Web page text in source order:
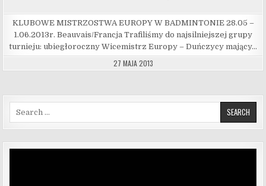
KLUBOWE MISTRZOSTWA EUROPY W BADMINTONIE 28.05 –
1.06.2013r. Beauvais/Francja Trafiliśmy do najsilniejszej grupy
turnieju: ubiegłoroczny Wicemistrz Europy – Duńczycy mający…
27 MAJA 2013